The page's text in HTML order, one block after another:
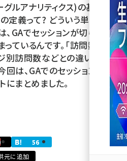
アナリティクス)の基本指
の定義って? どういう単位でカ
、GAでセッションが切られる
いるんです。「訪問数」と
別訪問数などとの違いを理
は、GAでのセッション数の
まとめました。
56
元に追加